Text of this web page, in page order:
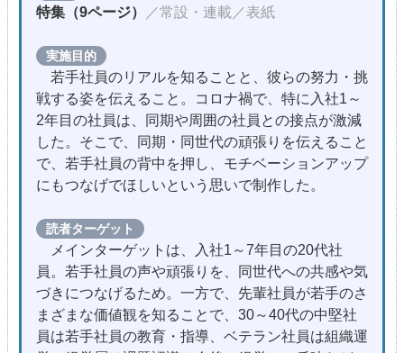
特集（9ページ） ／常設・連載／表紙
実施目的
若手社員のリアルを知ることと、彼らの努力・挑
戦する姿を伝えること。コロナ禍で、特に入社1～
2年目の社員は、同期や周囲の社員との接点が激減
した。そこで、同期・同世代の頑張りを伝えること
で、若手社員の背中を押し、モチベーションアップ
にもつなげでほしいという思いで制作した。
読者ターゲット
メインターゲットは、入社1～7年目の20代社
員。若手社員の声や頑張りを、同世代への共感や気
づきにつなげるため。一方で、先輩社員が若手のさ
まざまな価値観を知ることで、30～40代の中堅社
員は若手社員の教育・指導、ベテラン社員は組織運